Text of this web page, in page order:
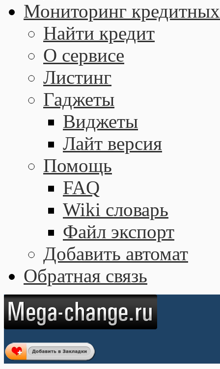
Мониторинг кредитных
Найти кредит
О сервисе
Листинг
Гаджеты
Виджеты
Лайт версия
Помощь
FAQ
Wiki словарь
Файл экспорт
Добавить автомат
Обратная связь